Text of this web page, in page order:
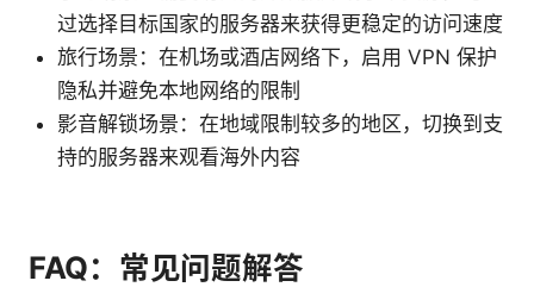
过选择目标国家的服务器来获得更稳定的访问速度
旅行场景：在机场或酒店网络下，启用 VPN 保护
隐私并避免本地网络的限制
影音解锁场景：在地域限制较多的地区，切换到支
持的服务器来观看海外内容
FAQ：常见问题解答